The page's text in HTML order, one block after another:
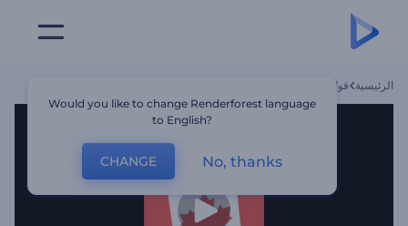
الرئيسية قوالب
Would you like to change Renderforest language
to English?
CHANGE No, thanks